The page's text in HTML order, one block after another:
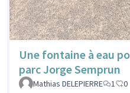
Une fontaine à eau
parc Jorge Semprun
Mathias DELEPIERRE
1 0